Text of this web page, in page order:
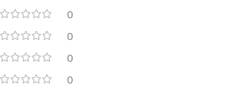
0
0
0
0